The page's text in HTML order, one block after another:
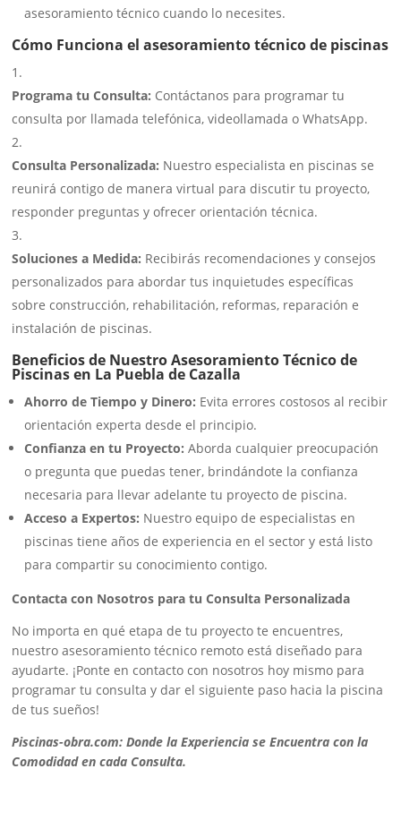
asesoramiento técnico cuando lo necesites.
Cómo Funciona el asesoramiento técnico de piscinas
Programa tu Consulta: Contáctanos para programar tu
consulta por llamada telefónica, videollamada o WhatsApp.
Consulta Personalizada: Nuestro especialista en piscinas se
reunirá contigo de manera virtual para discutir tu proyecto,
responder preguntas y ofrecer orientación técnica.
Soluciones a Medida: Recibirás recomendaciones y consejos
personalizados para abordar tus inquietudes específicas
sobre construcción, rehabilitación, reformas, reparación e
instalación de piscinas.
Beneficios de Nuestro Asesoramiento Técnico de
Piscinas en La Puebla de Cazalla
Ahorro de Tiempo y Dinero: Evita errores costosos al recibir
orientación experta desde el principio.
Confianza en tu Proyecto: Aborda cualquier preocupación
o pregunta que puedas tener, brindándote la confianza
necesaria para llevar adelante tu proyecto de piscina.
Acceso a Expertos: Nuestro equipo de especialistas en
piscinas tiene años de experiencia en el sector y está listo
para compartir su conocimiento contigo.
Contacta con Nosotros para tu Consulta Personalizada
No importa en qué etapa de tu proyecto te encuentres,
nuestro asesoramiento técnico remoto está diseñado para
ayudarte. ¡Ponte en contacto con nosotros hoy mismo para
programar tu consulta y dar el siguiente paso hacia la piscina
de tus sueños!
Piscinas-obra.com: Donde la Experiencia se Encuentra con la
Comodidad en cada Consulta.